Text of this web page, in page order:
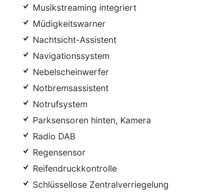
Musikstreaming integriert
Müdigkeitswarner
Nachtsicht-Assistent
Navigationssystem
Nebelscheinwerfer
Notbremsassistent
Notrufsystem
Parksensoren hinten, Kamera
Radio DAB
Regensensor
Reifendruckkontrolle
Schlüssellose Zentralverriegelung